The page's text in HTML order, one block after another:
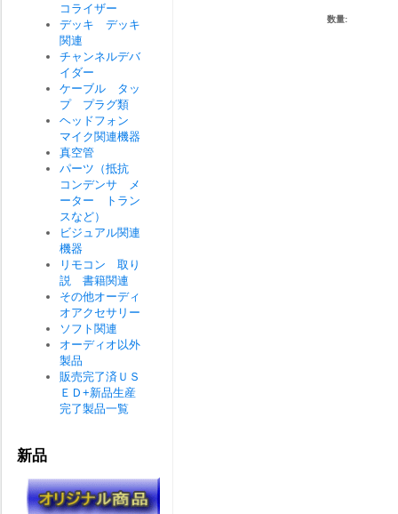
数量:
コライザー
デッキ デッキ
関連
チャンネルデバ
イダー
ケーブル タッ
プ プラグ類
ヘッドフォン
マイク関連機器
真空管
パーツ（抵抗
コンデンサ メ
ーター トラン
スなど）
ビジュアル関連
機器
リモコン 取り
説 書籍関連
その他オーディ
オアクセサリー
ソフト関連
オーディオ以外
製品
販売完了済ＵＳ
ＥＤ+新品生産
完了製品一覧
新品